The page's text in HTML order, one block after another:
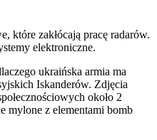
które zakłócają pracę radarów.
elektroniczne.
ukraińska armia ma
Iskanderów. Zdjęcia
około 2
mylone z elementami bomb